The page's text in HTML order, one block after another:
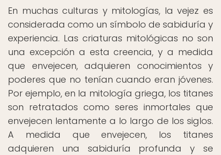
En muchas culturas y mitologías, la vejez es
considerada como un símbolo de sabiduría y
experiencia. Las criaturas mitológicas no son
una excepción a esta creencia, y a medida
que envejecen, adquieren conocimientos y
poderes que no tenían cuando eran jóvenes.
Por ejemplo, en la mitología griega, los titanes
son retratados como seres inmortales que
envejecen lentamente a lo largo de los siglos.
A medida que envejecen, los titanes
adquieren una sabiduría profunda y se